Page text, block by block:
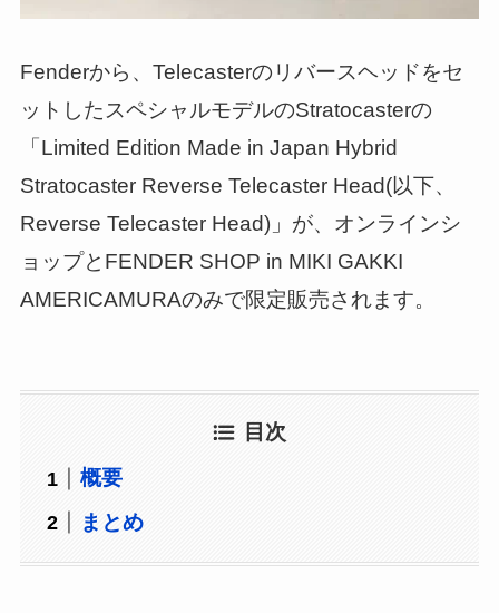
Fenderから、Telecasterのリバースヘッドをセ
ットしたスペシャルモデルのStratocasterの
「Limited Edition Made in Japan Hybrid
Stratocaster Reverse Telecaster Head(以下、
Reverse Telecaster Head)」が、オンラインシ
ョップとFENDER SHOP in MIKI GAKKI
AMERICAMURAのみで限定販売されます。
目次
概要
まとめ